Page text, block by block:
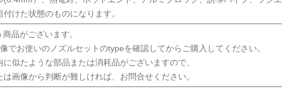
付けた状態のものになります。
品がございます。
でお使いのノズルセットのtypeを確認してからご購入してください。
に似たような部品または消耗品がございますので、
は画像から判断が難しければ、お問合せください。